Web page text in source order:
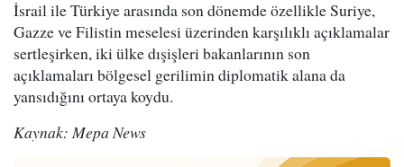
İsrail ile Türkiye arasında son dönemde özellikle Suriye,
Gazze ve Filistin meselesi üzerinden karşılıklı açıklamalar
sertleşirken, iki ülke dışişleri bakanlarının son
açıklamaları bölgesel gerilimin diplomatik alana da
yansıdığını ortaya koydu.
Kaynak: Mepa News